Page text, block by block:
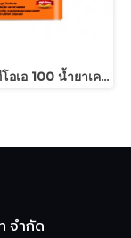
TOA1A-1 ทีโอเอ 100 น้ำยาเคลือบเงาใสกันซึม
จำกัด